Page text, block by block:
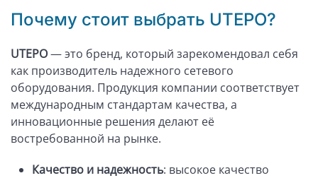
Почему стоит выбрать UTEPO?
UTEPO— это бренд, который зарекомендовал себя
как производитель надежного сетевого
оборудования. Продукция компании соответствует
международным стандартам качества, а
инновационные решения делают её
востребованной на рынке.
Качество и надежность: высокое качество